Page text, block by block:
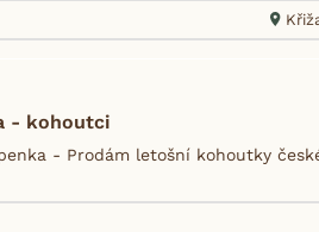
- kohoutci
- Prodám letošní kohoutky